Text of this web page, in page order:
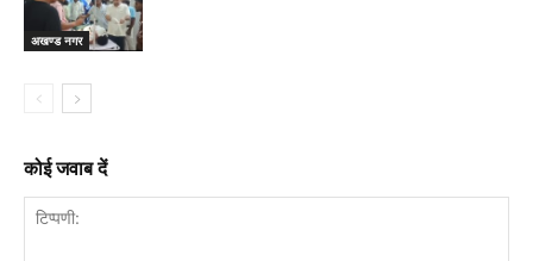
अखण्ड नगर
कोई जवाब दें